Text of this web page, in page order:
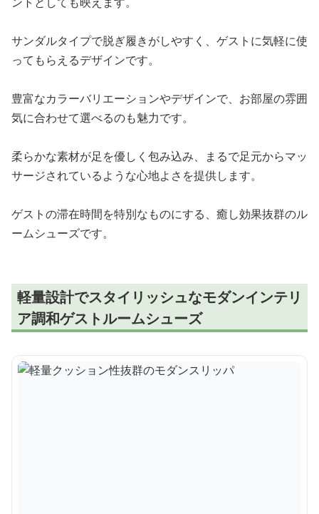
サンダルタイプで脱ぎ履きがしやすく、ゲストに気軽に使
ってもらえるデザインです。
豊富なカラーバリエーションやデザインで、お部屋の雰囲
気に合わせて選べるのも魅力です。
柔らかな素材が足を優しく包み込み、まるで足元からマッ
サージされているような心地よさを提供します。
ゲストの滞在時間を特別なものにする、癒し効果抜群のル
ームシューズです。
軽量設計でスタイリッシュなモダンインテリ
ア調和ゲストルームシューズ